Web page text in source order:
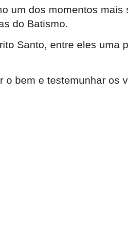
um dos momentos
do Batismo.
Santo, entre eles uma
bem e testemunhar os